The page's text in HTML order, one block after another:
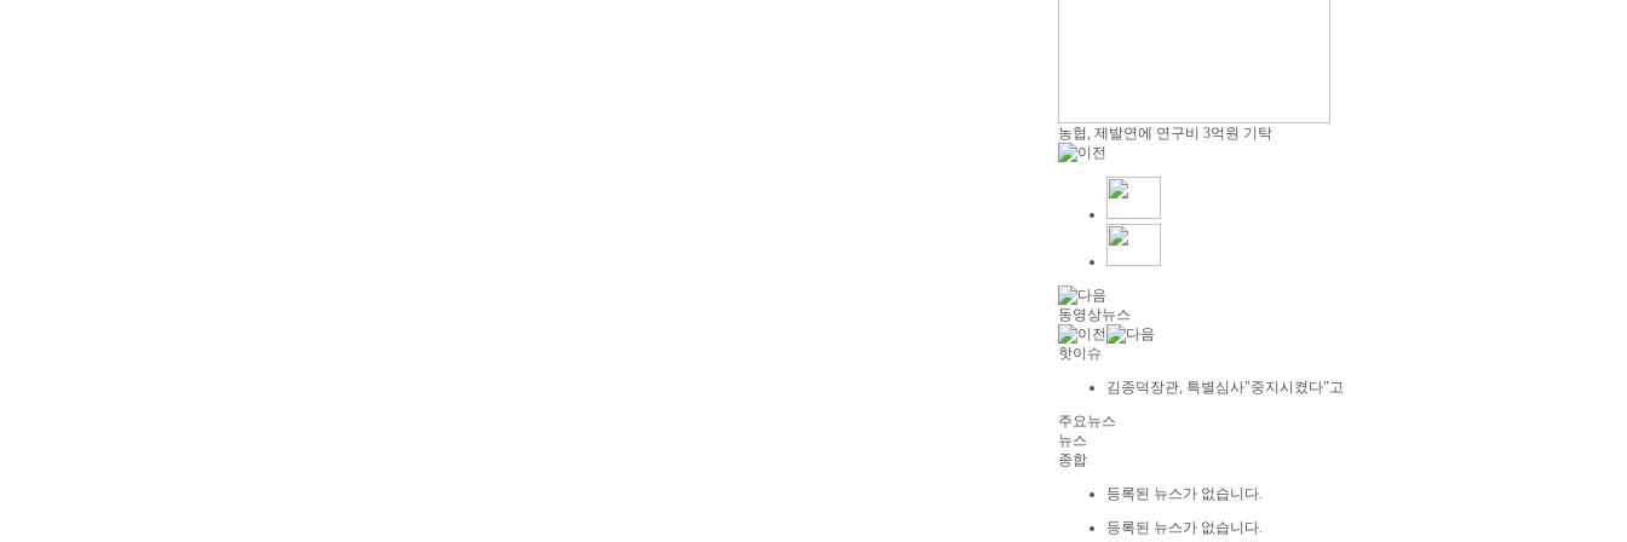
농협, 제발연에 연구비 3억원 기탁
동영상뉴스
핫이슈
김종덕장관, 특별심사"중지시켰다"고
주요뉴스
뉴스
종합
등록된 뉴스가 없습니다.
등록된 뉴스가 없습니다.